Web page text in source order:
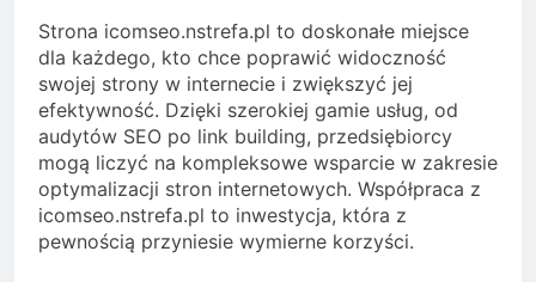
Strona icomseo.nstrefa.pl to doskonałe miejsce
dla każdego, kto chce poprawić widoczność
swojej strony w internecie i zwiększyć jej
efektywność. Dzięki szerokiej gamie usług, od
audytów SEO po link building, przedsiębiorcy
mogą liczyć na kompleksowe wsparcie w zakresie
optymalizacji stron internetowych. Współpraca z
icomseo.nstrefa.pl to inwestycja, która z
pewnością przyniesie wymierne korzyści.